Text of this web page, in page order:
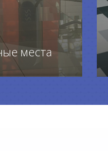
места